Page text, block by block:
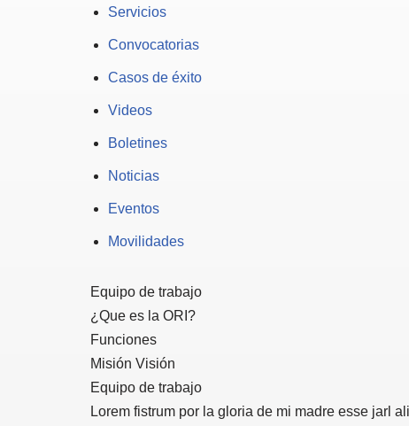
Servicios
Convocatorias
Casos de éxito
Videos
Boletines
Noticias
Eventos
Movilidades
Equipo de trabajo
¿Que es la ORI?
Funciones
Misión Visión
Equipo de trabajo
Lorem fistrum por la gloria de mi madre esse jarl